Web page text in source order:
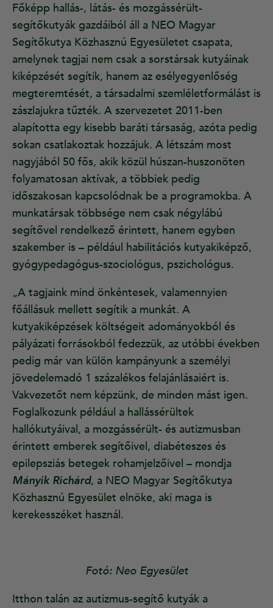
Főképp hallás-, látás- és mozgássérült-
segítőkutyák gazdáiból áll a NEO Magyar
Segítőkutya Közhasznú Egyesületet csapata,
amelynek tagjai nem csak a sorstársak kutyáinak
kiképzését segítik, hanem az esélyegyenlőség
megteremtését, a társadalmi szemléletformálást is
zászlajukra tűzték. A szervezetet 2011-ben
alapította egy kisebb baráti társaság, azóta pedig
sokan csatlakoztak hozzájuk. A létszám most
nagyjából 50 fős, akik közül húszan-huszonöten
folyamatosan aktívak, a többiek pedig
időszakosan kapcsolódnak be a programokba. A
munkatársak többsége nem csak négylábú
segítővel rendelkező érintett, hanem egyben
szakember is – például habilitációs kutyakiképző,
gyógypedagógus-szociológus, pszichológus.
„A tagjaink mind önkéntesek, valamennyien
főállásuk mellett segítik a munkát. A
kutyakiképzések költségeit adományokból és
pályázati forrásokból fedezzük, az utóbbi években
pedig már van külön kampányunk a személyi
jövedelemadó 1 százalékos felajánlásaiért is.
Vakvezetőt nem képzünk, de minden mást igen.
Foglalkozunk például a hallássérültek
hallókutyáival, a mozgássérült- és autizmusban
érintett emberek segítőivel, diabéteszes és
epilepsziás betegek rohamjelzőivel – mondja
Mányik Richárd, a NEO Magyar Segítőkutya
Közhasznú Egyesület elnöke, aki maga is
kerekesszéket használ.
Fotó: Neo Egyesület
Itthon talán az autizmus-segítő kutyák a